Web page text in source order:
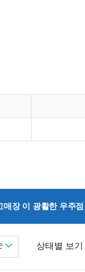
매장 이 광활한 우주
상태별 보기